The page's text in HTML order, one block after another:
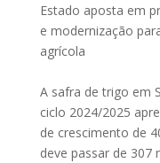
Estado aposta em
e modernização
agrícola
A safra de trigo em
ciclo 2024/2025
de crescimento de
deve passar de 307